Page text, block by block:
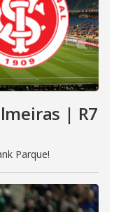
| R7
Parque!